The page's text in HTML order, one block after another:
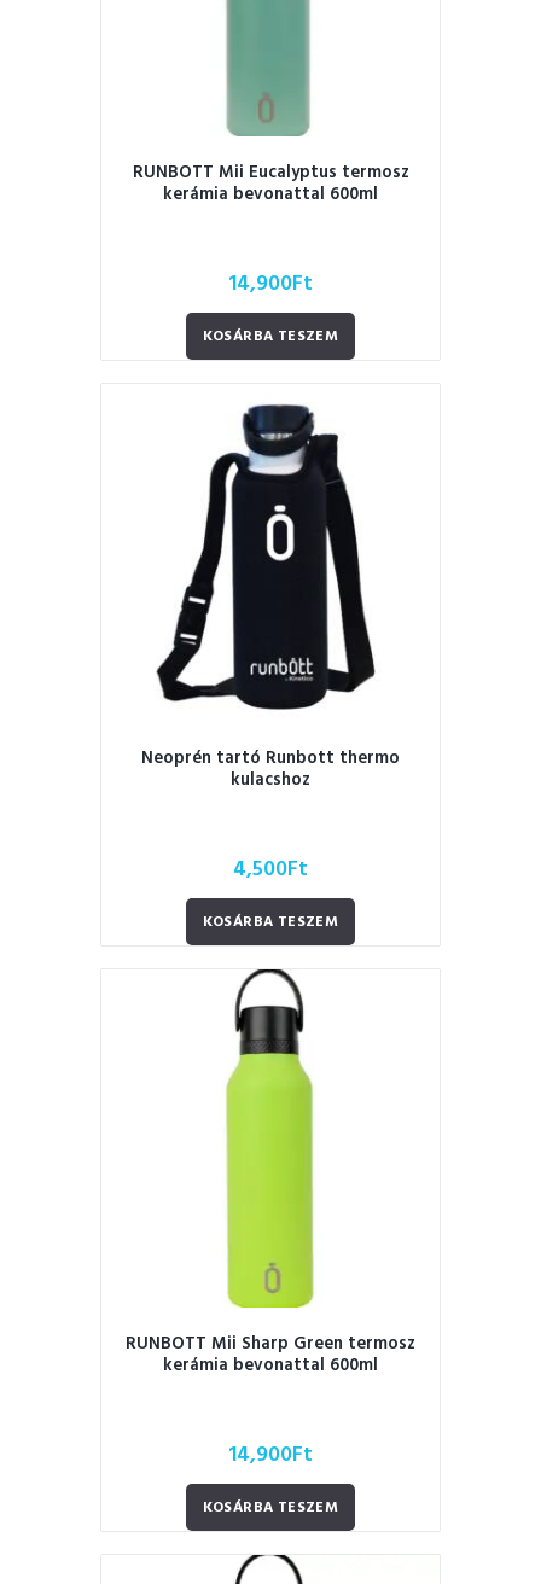
RUNBOTT Mii Eucalyptus termosz
kerámia bevonattal 600ml
14,900Ft
KOSÁRBA TESZEM
Neoprén tartó Runbott thermo
kulacshoz
4,500Ft
KOSÁRBA TESZEM
RUNBOTT Mii Sharp Green termosz
kerámia bevonattal 600ml
14,900Ft
KOSÁRBA TESZEM